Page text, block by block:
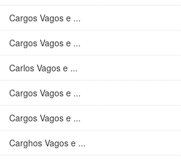
Cargos Vagos e ...
Cargos Vagos e ...
Carlos Vagos e ...
Cargos Vagos e ...
Cargos Vagos e ...
Carghos Vagos e ...